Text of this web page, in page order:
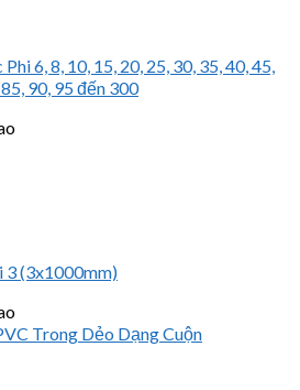
6, 8, 10, 15, 20, 25, 30, 35, 40, 45,
90, 95 đến 300
3 (3x1000mm)